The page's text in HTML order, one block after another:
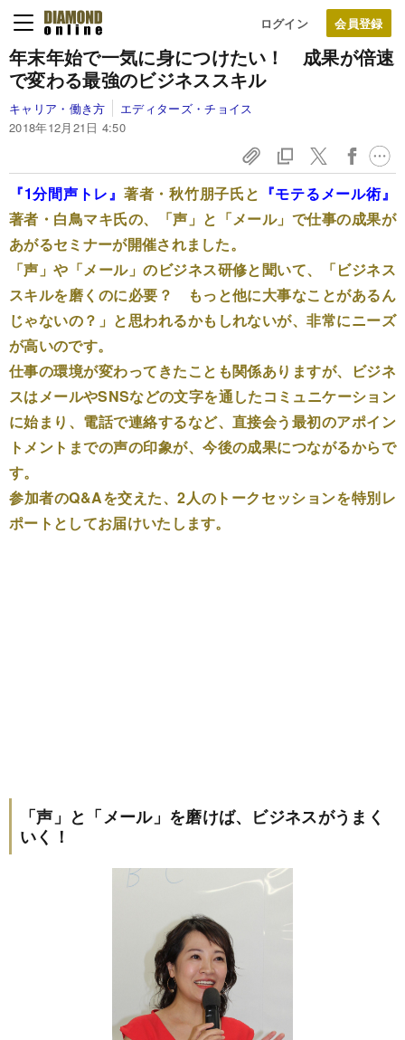
ログイン
年末年始で一気に身につけたい！ 成果が倍速
で変わる最強のビジネススキル
キャリア・働き方
エディターズ・チョイス
2018年12月21日 4:50
『1分間声トレ』 著者・秋竹朋子氏と 『モテるメール術』
著者・白鳥マキ氏の、「声」と「メール」で仕事の成果が
あがるセミナーが開催されました。
「声」や「メール」のビジネス研修と聞いて、「ビジネス
スキルを磨くのに必要？ もっと他に大事なことがあるん
じゃないの？」と思われるかもしれないが、非常にニーズ
が高いのです。
仕事の環境が変わってきたことも関係ありますが、ビジネ
スはメールやSNSなどの文字を通したコミュニケーション
に始まり、電話で連絡するなど、直接会う最初のアポイン
トメントまでの声の印象が、今後の成果につながるからで
す。
参加者のQ&Aを交えた、2人のトークセッションを特別レ
ポートとしてお届けいたします。
「声」と「メール」を磨けば、ビジネスがうまく
いく！